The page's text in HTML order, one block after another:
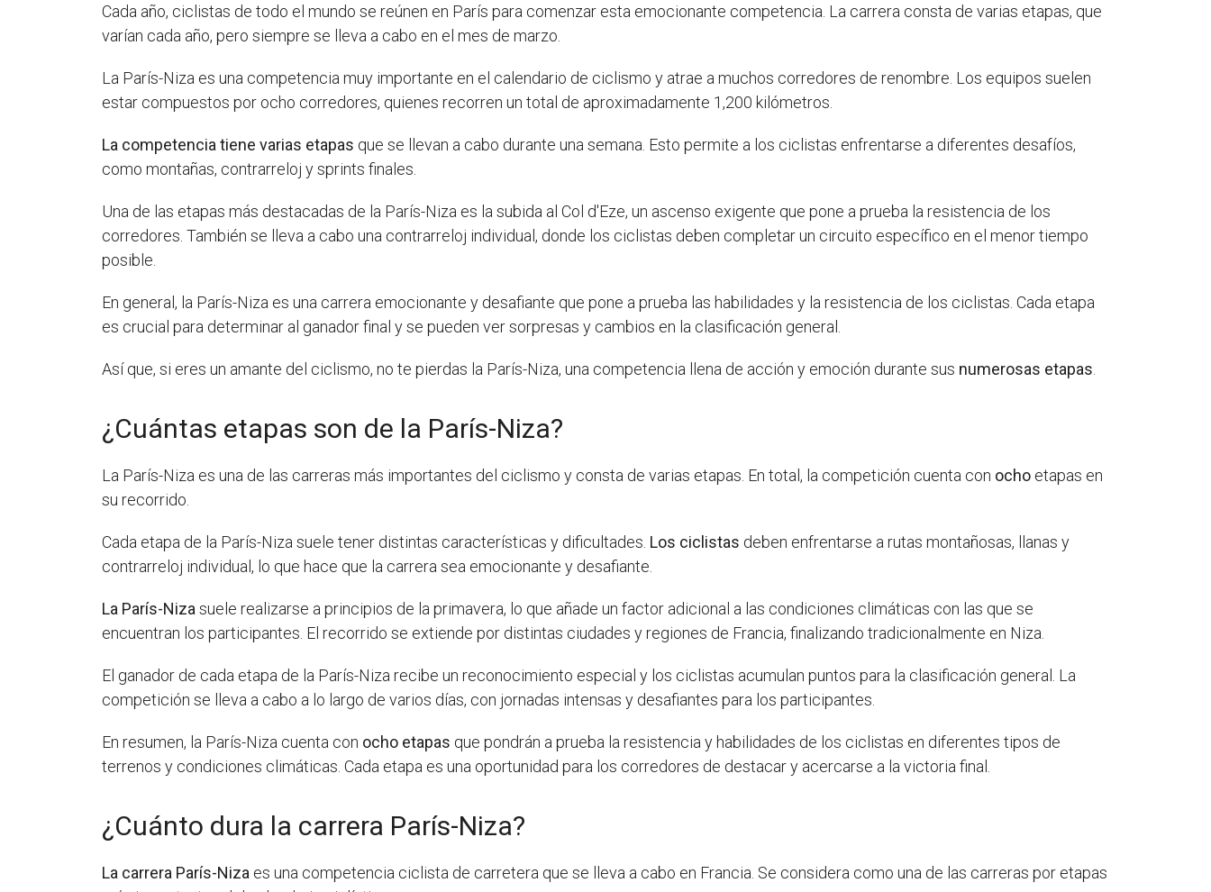
Cada año, ciclistas de todo el mundo se reúnen en París para comenzar esta emocionante competencia. La carrera consta de varias etapas, que
varían cada año, pero siempre se lleva a cabo en el mes de marzo.
La París-Niza es una competencia muy importante en el calendario de ciclismo y atrae a muchos corredores de renombre. Los equipos suelen
estar compuestos por ocho corredores, quienes recorren un total de aproximadamente 1,200 kilómetros.
La competencia tiene varias etapas que se llevan a cabo durante una semana. Esto permite a los ciclistas enfrentarse a diferentes desafíos,
como montañas, contrarreloj y sprints finales.
Una de las etapas más destacadas de la París-Niza es la subida al Col d'Eze, un ascenso exigente que pone a prueba la resistencia de los
corredores. También se lleva a cabo una contrarreloj individual, donde los ciclistas deben completar un circuito específico en el menor tiempo
posible.
En general, la París-Niza es una carrera emocionante y desafiante que pone a prueba las habilidades y la resistencia de los ciclistas. Cada etapa
es crucial para determinar al ganador final y se pueden ver sorpresas y cambios en la clasificación general.
Así que, si eres un amante del ciclismo, no te pierdas la París-Niza, una competencia llena de acción y emoción durante sus numerosas etapas
¿Cuántas etapas son de la París-Niza?
La París-Niza es una de las carreras más importantes del ciclismo y consta de varias etapas. En total, la competición cuenta con ocho etapas en
su recorrido.
Cada etapa de la París-Niza suele tener distintas características y dificultades. Los ciclistas deben enfrentarse a rutas montañosas, llanas y
contrarreloj individual, lo que hace que la carrera sea emocionante y desafiante.
La París-Niza suele realizarse a principios de la primavera, lo que añade un factor adicional a las condiciones climáticas con las que se
encuentran los participantes. El recorrido se extiende por distintas ciudades y regiones de Francia, finalizando tradicionalmente en Niza.
El ganador de cada etapa de la París-Niza recibe un reconocimiento especial y los ciclistas acumulan puntos para la clasificación general. La
competición se lleva a cabo a lo largo de varios días, con jornadas intensas y desafiantes para los participantes.
En resumen, la París-Niza cuenta con ocho etapas que pondrán a prueba la resistencia y habilidades de los ciclistas en diferentes tipos de
terrenos y condiciones climáticas. Cada etapa es una oportunidad para los corredores de destacar y acercarse a la victoria final.
¿Cuánto dura la carrera París-Niza?
La carrera París-Niza es una competencia ciclista de carretera que se lleva a cabo en Francia. Se considera como una de las carreras por etapas